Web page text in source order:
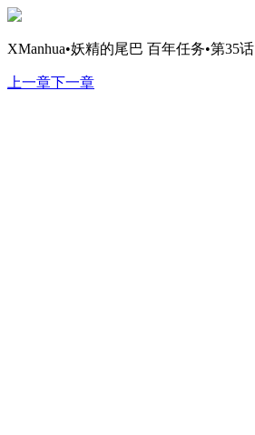
XManhua•妖精的尾巴 百年任务•第35话
上一章下一章